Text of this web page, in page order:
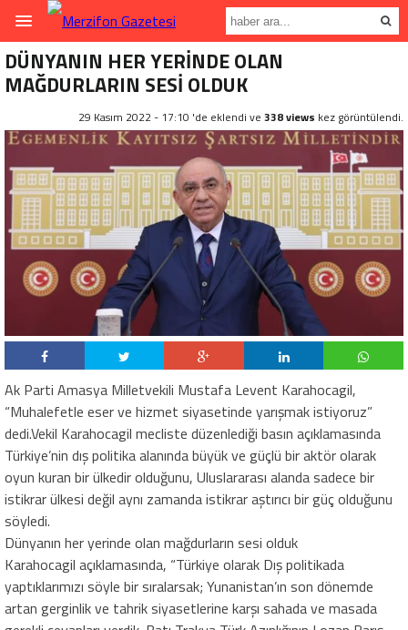
DÜNYANIN HER YERİNDE OLAN
MAĞDURLARIN SESİ OLDUK
29 Kasım 2022 - 17:10 'de eklendi ve 338 views kez görüntülendi.
Ak Parti Amasya Milletvekili Mustafa Levent Karahocagil,
“Muhalefetle eser ve hizmet siyasetinde yarışmak istiyoruz”
dedi.Vekil Karahocagil mecliste düzenlediği basın açıklamasında
Türkiye’nin dış politika alanında büyük ve güçlü bir aktör olarak
oyun kuran bir ülkedir olduğunu, Uluslararası alanda sadece bir
istikrar ülkesi değil aynı zamanda istikrar aştırıcı bir güç olduğunu
söyledi.
Dünyanın her yerinde olan mağdurların sesi olduk
Karahocagil açıklamasında, “Türkiye olarak Dış politikada
yaptıklarımızı söyle bir sıralarsak; Yunanistan’ın son dönemde
artan gerginlik ve tahrik siyasetlerine karşı sahada ve masada